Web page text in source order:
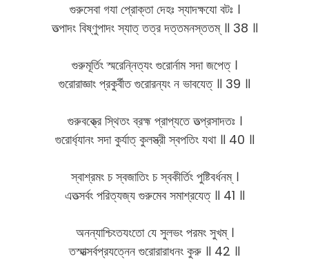
গুরুসেবা গযা প্রোক্তা দেহঃ স্যাদক্ষযো বটঃ ।
তত্পাদং বিষ্ণুপাদং স্যাত্ তত্র দত্তমনস্ততম্ ॥ 38 ॥
গুরুমূর্তিং স্মরেন্নিত্যং গুরোর্নাম সদা জপেত্ ।
গুরোরাজ্ঞাং প্রকুর্বীত গুরোরন্যং ন ভাবযেত্ ॥ 39 ॥
গুরুবক্ত্রে স্থিতং ব্রহ্ম প্রাপ্যতে তত্প্রসাদতঃ ।
গুরোর্ধ্যানং সদা কুর্যাত্ কুলস্ত্রী স্বপতিং যথা ॥ 40 ॥
স্বাশ্রমং চ স্বজাতিং চ স্বকীর্তিং পুষ্টিবর্ধনম্ ।
এতত্সর্বং পরিত্যজ্য গুরুমেব সমাশ্রযেত্ ॥ 41 ॥
অনন্যাশ্চিংতযংতো যে সুলভং পরমং সুখম্ ।
তস্মাত্সর্বপ্রযত্নেন গুরোরারাধনং কুরু ॥ 42 ॥